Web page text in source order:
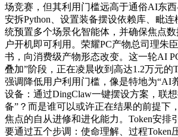
场竞赛，但其利用门槛远高于通俗AI东
安拆Python、设置装备摆设依赖库、毗
统预置多个场景化智能体，并确保焦点
户开机即可利用。荣耀PC产物总司理朱
书，向消费级产物形态改变。这一轮AI
叠加”阶段，正在凌晨收到高达1.2万元的
强调降低用户利用门槛，像是特地为“AI
设备：通过DingClaw一键摆设方案，联
备”？而是谁可以或许正在结果的前提下
焦点的自从进修和进化能力。Token安排
要通过五个步调：使命理解、过程Token